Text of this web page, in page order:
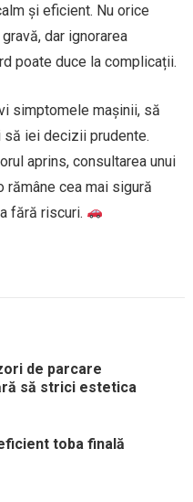
și eficient. Nu orice
dar ignorarea
poate duce la complicații.
simptomele mașinii, să
iei decizii prudente.
aprins, consultarea unui
rămâne cea mai sigură
fără riscuri.
de parcare
să strici estetica
toba finală